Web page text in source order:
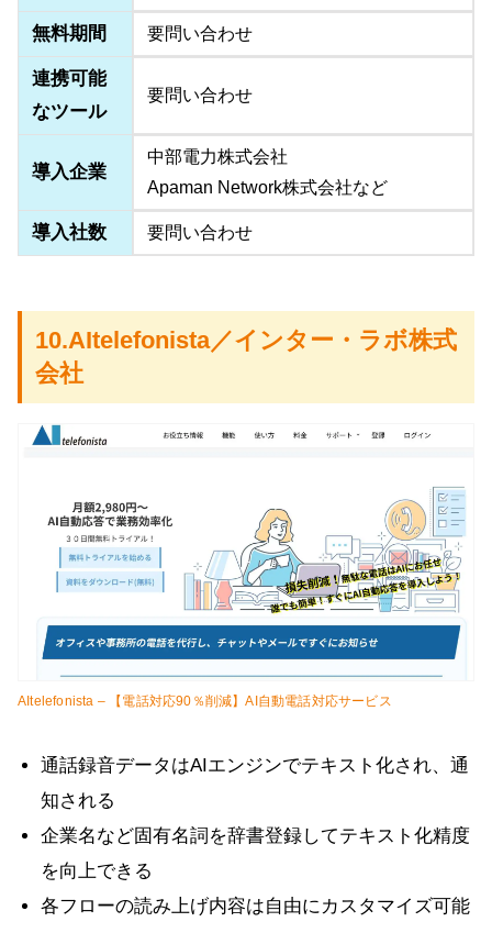
無料期間 要問い合わせ
連携可能
なツール
要問い合わせ
導入企業
中部電力株式会社
Apaman Network株式会社など
導入社数 要問い合わせ
10.AItelefonista／インター・ラボ株式
会社
AItelefonista – 【電話対応90％削減】AI自動電話対応サービス
通話録音データはAIエンジンでテキスト化され、通
知される
企業名など固有名詞を辞書登録してテキスト化精度
を向上できる
各フローの読み上げ内容は自由にカスタマイズ可能